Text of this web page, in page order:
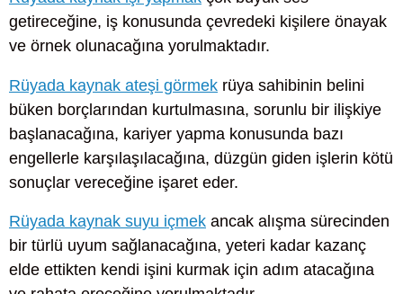
getireceğine, iş konusunda çevredeki kişilere önayak
ve örnek olunacağına yorulmaktadır.
Rüyada kaynak ateşi görmek rüya sahibinin belini
büken borçlarından kurtulmasına, sorunlu bir ilişkiye
başlanacağına, kariyer yapma konusunda bazı
engellerle karşılaşılacağına, düzgün giden işlerin kötü
sonuçlar vereceğine işaret eder.
Rüyada kaynak suyu içmek ancak alışma sürecinden
bir türlü uyum sağlanacağına, yeteri kadar kazanç
elde ettikten kendi işini kurmak için adım atacağına